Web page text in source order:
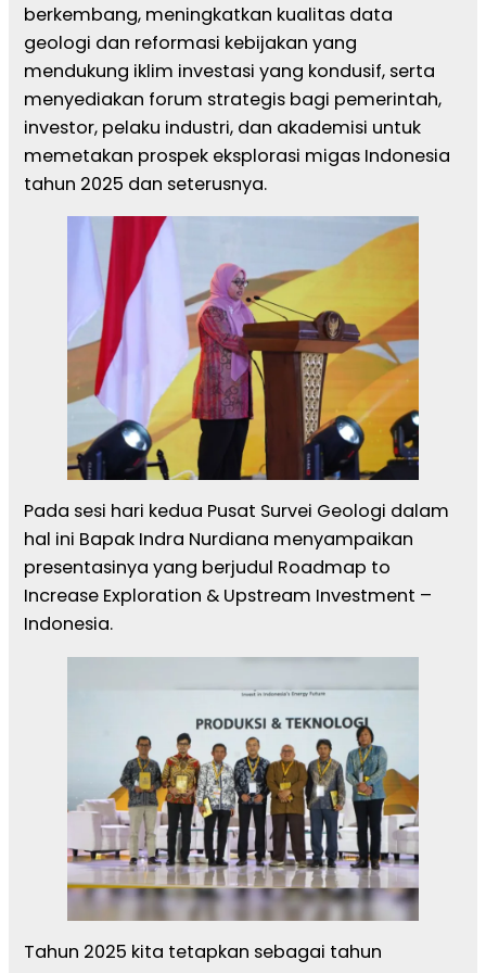
berkembang, meningkatkan kualitas data
geologi dan reformasi kebijakan yang
mendukung iklim investasi yang kondusif, serta
menyediakan forum strategis bagi pemerintah,
investor, pelaku industri, dan akademisi untuk
memetakan prospek eksplorasi migas Indonesia
tahun 2025 dan seterusnya.
Pada sesi hari kedua Pusat Survei Geologi dalam
hal ini Bapak Indra Nurdiana menyampaikan
presentasinya yang berjudul Roadmap to
Increase Exploration & Upstream Investment –
Indonesia.
Tahun 2025 kita tetapkan sebagai tahun